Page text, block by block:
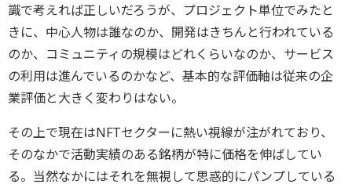
識で考えれば正しいだろうが、プロジェクト単位でみたと
きに、中心人物は誰なのか、開発はきちんと行われている
のか、コミュニティの規模はどれくらいなのか、サービス
の利用は進んでいるのかなど、基本的な評価軸は従来の企
業評価と大きく変わりはない。
その上で現在はNFTセクターに熱い視線が注がれており、
そのなかで活動実績のある銘柄が特に価格を伸ばしてい
る。当然なかにはそれを無視して思惑的にパンプしている